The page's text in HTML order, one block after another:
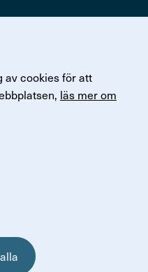
av cookies för att
läs mer om